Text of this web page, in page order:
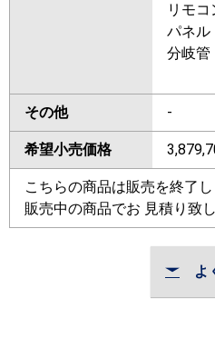
リモコ
パネル
分岐管
その他 -
希望小売価格
こちらの商品は販売を終了し
販売中の商品でお 見積り致し
よ